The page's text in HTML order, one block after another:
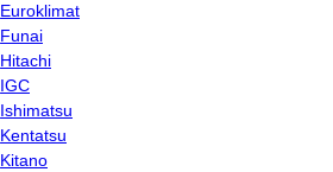
Euroklimat
Funai
Hitachi
IGC
Ishimatsu
Kentatsu
Kitano